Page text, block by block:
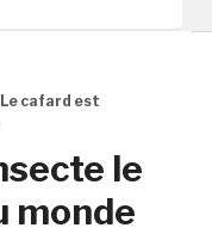
Le cafard est
le
monde